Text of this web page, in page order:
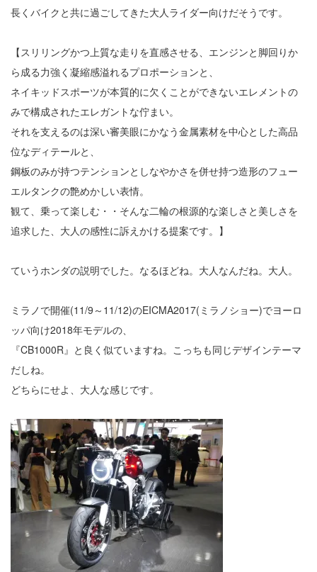
長くバイクと共に過ごしてきた大人ライダー向けだそうです。
【スリリングかつ上質な走りを直感させる、エンジンと脚回りか
ら成る力強く凝縮感溢れるプロポーションと、
ネイキッドスポーツが本質的に欠くことができないエレメントの
みで構成されたエレガントな佇まい。
それを支えるのは深い審美眼にかなう金属素材を中心とした高品
位なディテールと、
鋼板のみが持つテンションとしなやかさを併せ持つ造形のフュー
エルタンクの艶めかしい表情。
観て、乗って楽しむ・・そんな二輪の根源的な楽しさと美しさを
追求した、大人の感性に訴えかける提案です。】
ていうホンダの説明でした。なるほどね。大人なんだね。大人。
ミラノで開催(11/9～11/12)のEICMA2017(ミラノショー)でヨーロ
ッパ向け2018年モデルの、
『CB1000R』と良く似ていますね。こっちも同じデザインテーマ
だしね。
どちらにせよ、大人な感じです。